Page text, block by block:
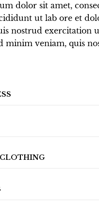
dolor sit amet,
ut lab ore et
nostrud exercitation
minim veniam, quis